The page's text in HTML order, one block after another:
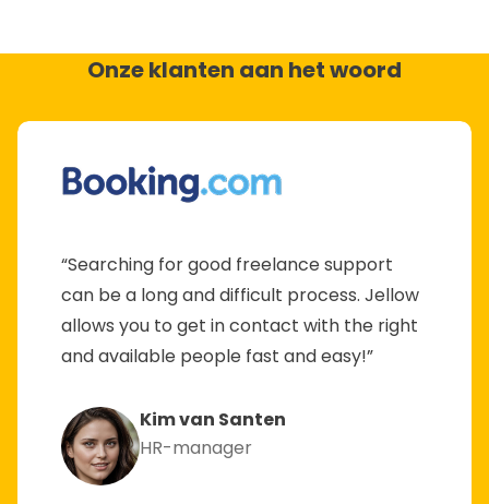
Onze klanten aan het woord
“Searching for good freelance support
can be a long and difficult process. Jellow
allows you to get in contact with the right
and available people fast and easy!”
Kim van Santen
HR-manager